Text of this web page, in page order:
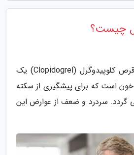
چیست؟
به گزارش مجله آراد، قرص کلوپیدوگرل (Clopidogrel) یک
است که برای پیشگیری از سکته
گردد. سردرد و ضعف از عوارض این